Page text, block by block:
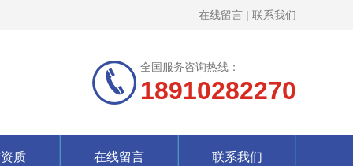
在线留言 | 联系我们
全国服务咨询热线：
18910282270
质 在线留言 联系我们